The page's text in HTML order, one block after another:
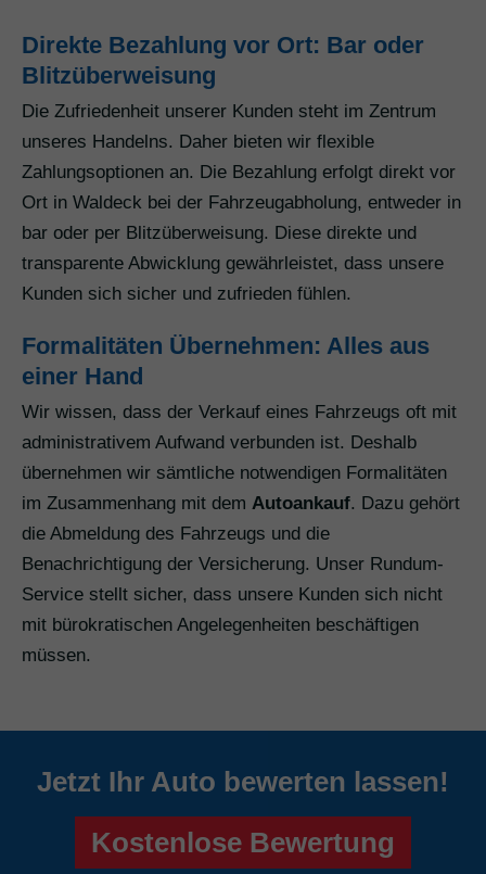
Direkte Bezahlung vor Ort: Bar oder
Blitzüberweisung
Die Zufriedenheit unserer Kunden steht im Zentrum
unseres Handelns. Daher bieten wir flexible
Zahlungsoptionen an. Die Bezahlung erfolgt direkt vor
Ort in Waldeck bei der Fahrzeugabholung, entweder in
bar oder per Blitzüberweisung. Diese direkte und
transparente Abwicklung gewährleistet, dass unsere
Kunden sich sicher und zufrieden fühlen.
Formalitäten Übernehmen: Alles aus
einer Hand
Wir wissen, dass der Verkauf eines Fahrzeugs oft mit
administrativem Aufwand verbunden ist. Deshalb
übernehmen wir sämtliche notwendigen Formalitäten
im Zusammenhang mit dem Autoankauf. Dazu gehört
die Abmeldung des Fahrzeugs und die
Benachrichtigung der Versicherung. Unser Rundum-
Service stellt sicher, dass unsere Kunden sich nicht
mit bürokratischen Angelegenheiten beschäftigen
müssen.
Jetzt Ihr Auto bewerten lassen!
Kostenlose Bewertung